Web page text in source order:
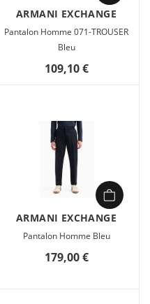
ARMANI EXCHANGE
Pantalon Homme 071-TROUSER
Bleu
109,10 €
ARMANI EXCHANGE
Pantalon Homme Bleu
179,00 €